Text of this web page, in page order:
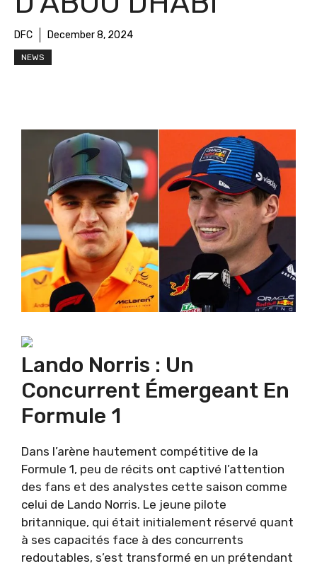
DFC December 8, 2024
NEWS
Lando Norris : Un
Concurrent Émergeant En
Formule 1
Dans l’arène hautement compétitive de la
Formule 1, peu de récits ont captivé l’attention
des fans et des analystes cette saison comme
celui de Lando Norris. Le jeune pilote
britannique, qui était initialement réservé quant
à ses capacités face à des concurrents
redoutables, s’est transformé en un prétendant